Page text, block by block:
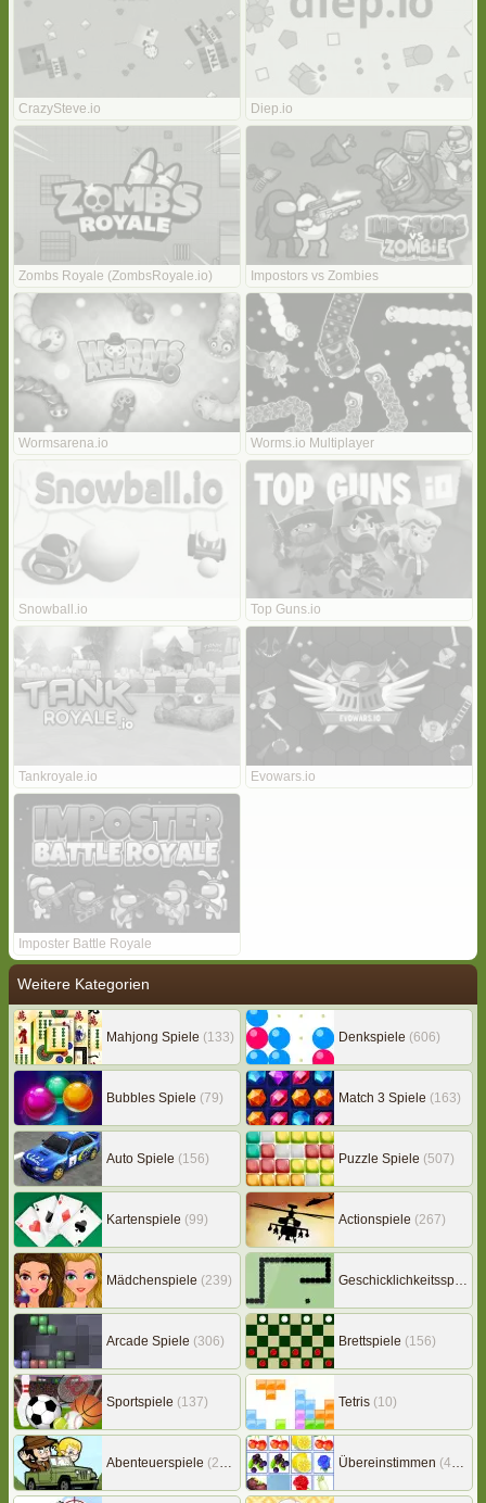
CrazySteve.io Diep.io
Zombs Royale (ZombsRoyale.io) Impostors vs Zombies
Wormsarena.io Worms.io Multiplayer
Snowball.io Top Guns.io
Tankroyale.io Evowars.io
Imposter Battle Royale
Weitere Kategorien
Mahjong Spiele (133) Denkspiele (606)
Bubbles Spiele (79) Match 3 Spiele (163)
Auto Spiele (156) Puzzle Spiele (507)
Kartenspiele (99) Actionspiele (267)
Mädchenspiele (239) Geschicklichkeitsspiele
Arcade Spiele (306) Brettspiele (156)
Sportspiele (137) Tetris (10)
Abenteuerspiele (217) Übereinstimmen (453)